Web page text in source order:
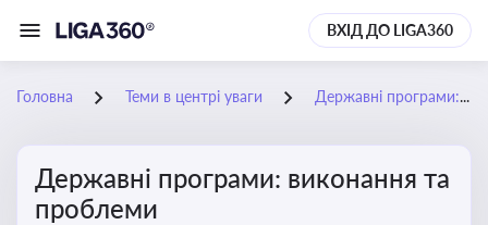
ВХІД ДО LIGA360
Головна Теми в центрі уваги Державні програми: виконання та проблеми
Державні програми: виконання та
проблеми